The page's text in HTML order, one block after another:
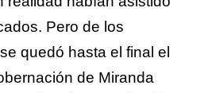
Pero de los
quedó hasta el final el
de Miranda